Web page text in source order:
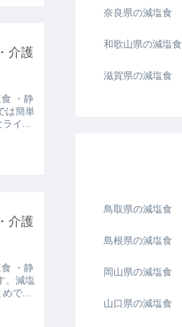
介護
・静
は簡単
イ...
介護
・静
。減塩
で...
奈良県の減塩食
和歌山県の減塩食
滋賀県の減塩食
鳥取県の減塩食
島根県の減塩食
岡山県の減塩食
山口県の減塩食